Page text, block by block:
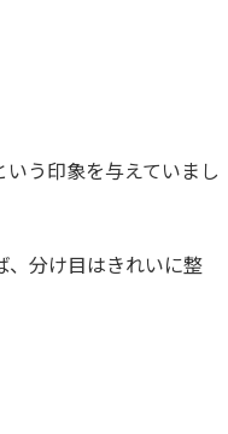
う印象を与えていまし
、分け目はきれいに整